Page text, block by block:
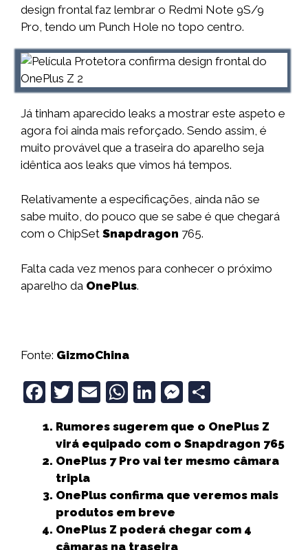
design frontal faz lembrar o Redmi Note 9S/9
Pro, tendo um Punch Hole no topo centro.
Já tinham aparecido leaks a mostrar este aspeto e
agora foi ainda mais reforçado. Sendo assim, é
muito provável que a traseira do aparelho seja
idêntica aos leaks que vimos há tempos.
Relativamente a especificações, ainda não se
sabe muito, do pouco que se sabe é que chegará
com o ChipSet Snapdragon 765.
Falta cada vez menos para conhecer o próximo
aparelho da OnePlus.
Fonte: GizmoChina
F
c
e
b
o
o
T
it
t
e
r
E
ai
l
W
a
ts
p
p
Li
k
e
n
M
ss
e
g
e
a
r
Rumores sugerem que o OnePlus Z
virá equipado com o Snapdragon 765
OnePlus 7 Pro vai ter mesmo câmara
tripla
OnePlus confirma que veremos mais
produtos em breve
OnePlus Z poderá chegar com 4
câmaras na traseira